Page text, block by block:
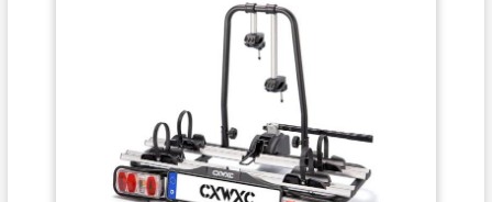
volume en linéairePoids maxi :
45 kg